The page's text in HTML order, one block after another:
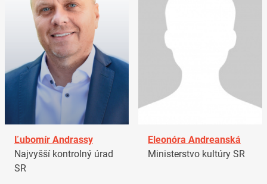
Ľubomír Andrassy
Najvyšší kontrolný úrad
SR
Eleonóra Andreanská
Ministerstvo kultúry SR